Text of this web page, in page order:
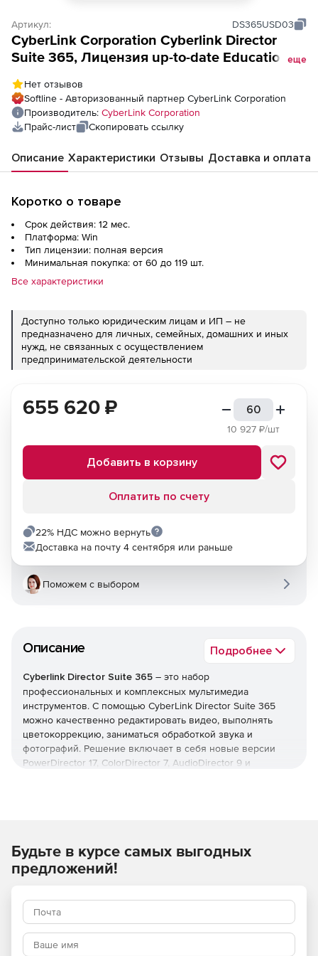
Артикул: DS365USD03
CyberLink Corporation Cyberlink Director
Suite 365, Лицензия up-to-date Educationеще
Нет отзывов
Softline - Авторизованный партнер CyberLink Corporation
Производитель: CyberLink Corporation
Прайс-лист
Скопировать ссылку
Описание Характеристики Отзывы Доставка и оплата
Коротко о товаре
Срок действия: 12 мес.
Платформа: Win
Тип лицензии: полная версия
Минимальная покупка: от 60 до 119 шт.
Все характеристики
Доступно только юридическим лицам и ИП – не
предназначено для личных, семейных, домашних и иных
нужд, не связанных с осуществлением
предпринимательской деятельности
Описание Подробнее
Cyberlink Director Suite 365 – это набор
профессиональных и комплексных мультимедиа
инструментов. С помощью CyberLink Director Suite 365
можно качественно редактировать видео, выполнять
цветокоррекцию, заниматься обработкой звука и
фотографий. Решение включает в себя новые версии
PowerDirector 17, ColorDirector 7, AudioDirector 9 и
Эксклюзивные функции только для подписчиков
Director Suite – это исчерпывающая коллекция
редактирования с мощными инструментами для
обработки видео, фото и аудио, которые эффективно
работают вместе. Подписчик Cyberlink Director Suite 365
будет иметь эксклюзивный доступ к последним новым
655 620 ₽
10 927 ₽/шт
Добавить в корзину
Оплатить по счету
22% НДС можно вернуть
Доставка на почту 4 сентября или раньше
Поможем с выбором
Будьте в курсе самых выгодных
предложений!